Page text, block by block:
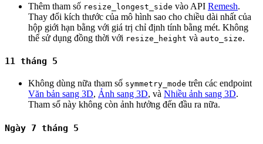
Thêm tham số resize_longest_side vào API Remesh.
Thay đổi kích thước của mô hình sao cho chiều dài nhất của
hộp giới hạn bằng với giá trị chỉ định tính bằng mét. Không
thể sử dụng đồng thời với resize_height và auto_size.
11 tháng 5
Không dùng nữa tham số symmetry_mode trên các endpoint
Văn bản sang 3D, Ảnh sang 3D, và Nhiều ảnh sang 3D.
Tham số này không còn ảnh hưởng đến đầu ra nữa.
Ngày 7 tháng 5